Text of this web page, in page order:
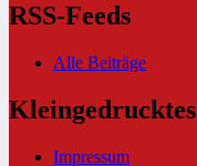
RSS-Feeds
Alle Beiträge
Kleingedrucktes
Impressum